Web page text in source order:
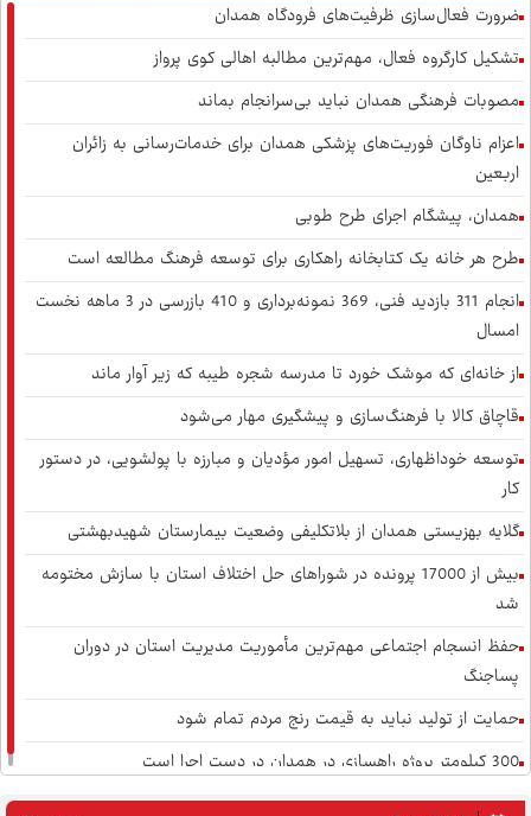
آب همدان؛ مسئله‌ای فراتر از انتقال آن
همدان در بند روزمرگی
آزادی؛ از حقِ انتخاب تا مسئولیتِ ساختن
امانت رهبر شهید
حماسه مشایعت برای آغازی دیگر
ضرورت فعال‌سازی ظرفیت‌های فرودگاه همدان
تشکیل کارگروه فعال، مهم‌ترین مطالبه اهالی کوی پرواز
مصوبات فرهنگی همدان نباید بی‌سرانجام بماند
اعزام ناوگان فوریت‌های پزشکی همدان برای خدمات‌رسانی به زائران
اربعین
همدان، پیشگام اجرای طرح طوبی
طرح هر خانه یک کتابخانه راهکاری برای توسعه فرهنگ مطالعه است
انجام 311 بازدید فنی، 369 نمونه‌برداری و 410 بازرسی در 3 ماهه نخست
امسال
از خانه‌ای که موشک خورد تا مدرسه شجره طیبه که زیر آوار ماند
قاچاق کالا با فرهنگ‌سازی و پیشگیری مهار می‌شود
توسعه خوداظهاری، تسهیل امور مؤدیان و مبارزه با پولشویی، در دستور
کار
گلایه بهزیستی همدان از بلاتکلیفی وضعیت بیمارستان شهیدبهشتی
بیش از 17000 پرونده در شوراهای حل اختلاف استان با سازش مختومه
شد
حفظ انسجام اجتماعی مهم‌ترین مأموریت مدیریت استان در دوران
پساجنگ
حمایت از تولید نباید به قیمت رنج مردم تمام شود
300 کیلومتر پروژه راهسازی در همدان در دست اجرا است